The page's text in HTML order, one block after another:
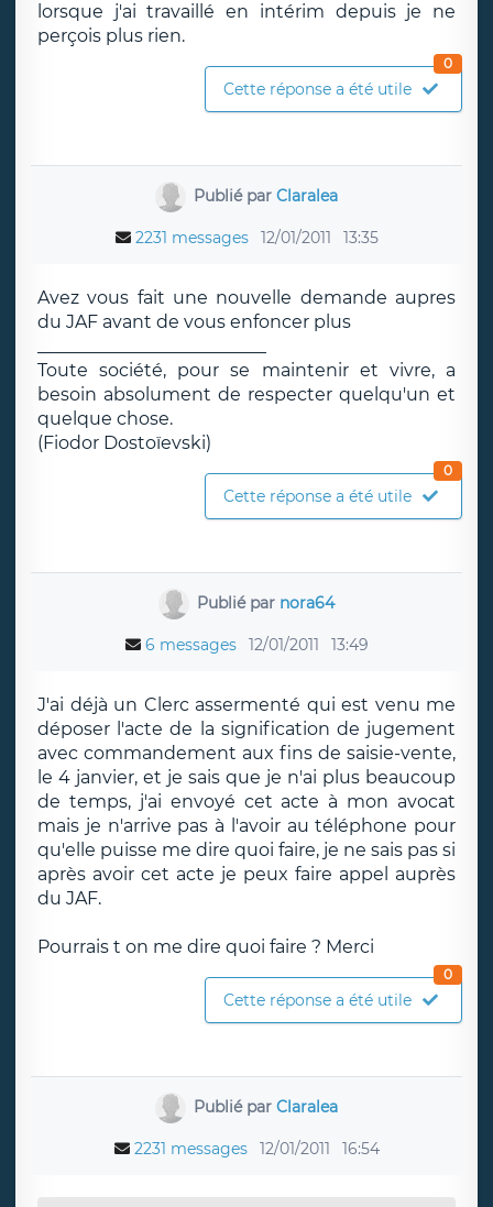
lorsque j'ai travaillé en intérim depuis je ne
perçois plus rien.
Cette réponse a été utile
0
Publié parClaralea
2231 messages 12/01/2011 13:35
Avez vous fait une nouvelle demande aupres
du JAF avant de vous enfoncer plus
Toute société, pour se maintenir et vivre, a
besoin absolument de respecter quelqu'un et
quelque chose.
(Fiodor Dostoïevski)
Cette réponse a été utile
0
Publié par nora64
6 messages 12/01/2011 13:49
J'ai déjà un Clerc assermenté qui est venu me
déposer l'acte de la signification de jugement
avec commandement aux fins de saisie-vente,
le 4 janvier, et je sais que je n'ai plus beaucoup
de temps, j'ai envoyé cet acte à mon avocat
mais je n'arrive pas à l'avoir au téléphone pour
qu'elle puisse me dire quoi faire, je ne sais pas si
après avoir cet acte je peux faire appel auprès
du JAF.
Pourrais t on me dire quoi faire ? Merci
Cette réponse a été utile
0
Publié parClaralea
2231 messages 12/01/2011 16:54